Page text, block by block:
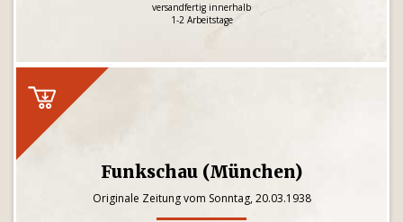
versandfertig innerhalb
1-2 Arbeitstage
Funkschau (München)
Originale Zeitung vom Sonntag, 20.03.1938